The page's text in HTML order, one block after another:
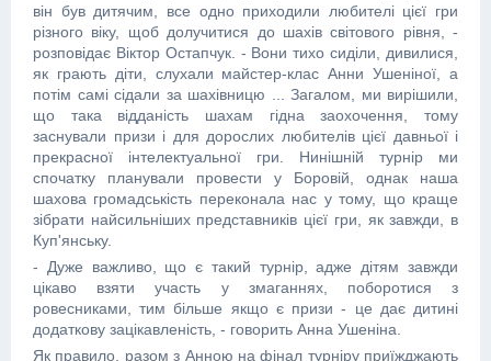
він був дитячим, все одно приходили любителі цієї гри
різного віку, щоб долучитися до шахів світового рівня, -
розповідає Віктор Остапчук. - Вони тихо сиділи, дивилися,
як грають діти, слухали майстер-клас Анни Ушеніної, а
потім самі сідали за шахівницю ... Загалом, ми вирішили,
що така відданість шахам гідна заохочення, тому
заснували призи і для дорослих любителів цієї давньої і
прекрасної інтелектуальної гри. Нинішній турнір ми
спочатку планували провести у Боровій, однак наша
шахова громадськість переконала нас у тому, що краще
зібрати найсильніших представників цієї гри, як завжди, в
Куп'янську.
- Дуже важливо, що є такий турнір, адже дітям завжди
цікаво взяти участь у змаганнях, поборотися з
ровесниками, тим більше якщо є призи - це дає дитині
додаткову зацікавленість, - говорить Анна Ушеніна.
Як правило, разом з Анною на фінал турніру приїжджають